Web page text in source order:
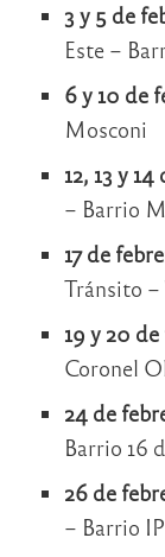
3 y 5 de
Este –
6 y 10 de
Mosconi
12, 13 y
– Barrio
17 de
Tránsito
19 y 20
Coronel
24 de
Barrio 16
26 de
– Barrio